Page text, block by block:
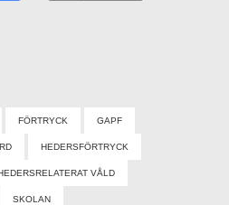
FÖRTRYCK GAPF
HEDERSFÖRTRYCK
VÅLD
SKOLAN